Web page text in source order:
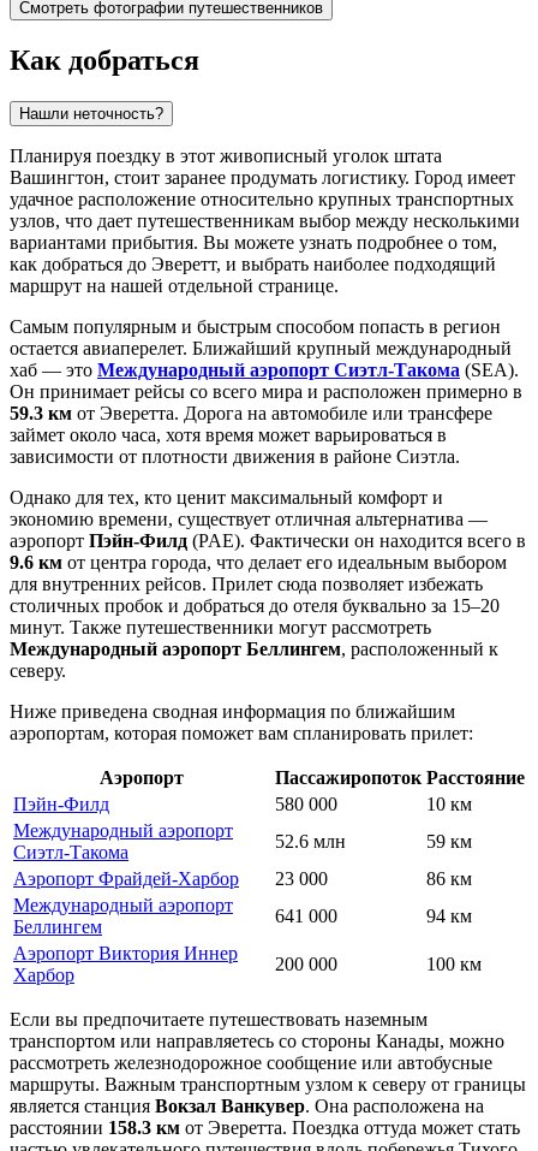
Смотреть фотографии путешественников
Как добраться
Нашли неточность?
Планируя поездку в этот живописный уголок штата
Вашингтон, стоит заранее продумать логистику. Город имеет
удачное расположение относительно крупных транспортных
узлов, что дает путешественникам выбор между несколькими
вариантами прибытия. Вы можете узнать подробнее о том,
как добраться до Эверетт, и выбрать наиболее подходящий
маршрут на нашей отдельной странице.
Самым популярным и быстрым способом попасть в регион
остается авиаперелет. Ближайший крупный международный
хаб — это Международный аэропорт Сиэтл-Такома (SEA).
Он принимает рейсы со всего мира и расположен примерно в
59.3 км от Эверетта. Дорога на автомобиле или трансфере
займет около часа, хотя время может варьироваться в
зависимости от плотности движения в районе Сиэтла.
Однако для тех, кто ценит максимальный комфорт и
экономию времени, существует отличная альтернатива —
аэропорт Пэйн-Филд (PAE). Фактически он находится всего в
9.6 км от центра города, что делает его идеальным выбором
для внутренних рейсов. Прилет сюда позволяет избежать
столичных пробок и добраться до отеля буквально за 15–20
минут. Также путешественники могут рассмотреть
Международный аэропорт Беллингем, расположенный к
северу.
Ниже приведена сводная информация по ближайшим
аэропортам, которая поможет вам спланировать прилет:
Аэропорт Пассажиропоток Расстояние
Пэйн-Филд
580 000
10 км
Международный аэропорт
Сиэтл-Такома
52.6 млн
59 км
Аэропорт Фрайдей-Харбор
23 000
86 км
Международный аэропорт
Беллингем
641 000
94 км
Аэропорт Виктория Иннер
Харбор
200 000 100 км
Если вы предпочитаете путешествовать наземным
транспортом или направляетесь со стороны Канады, можно
рассмотреть железнодорожное сообщение или автобусные
маршруты. Важным транспортным узлом к северу от границы
является станция Вокзал Ванкувер. Она расположена на
расстоянии 158.3 км от Эверетта. Поездка оттуда может стать